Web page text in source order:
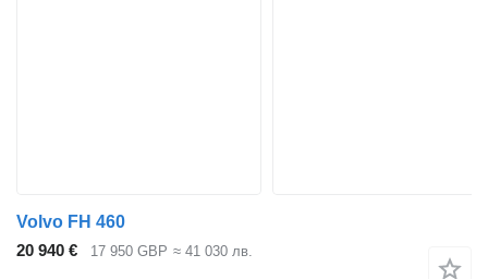
Volvo FH 460
20 940 €
17 950 GBP ≈ 41 030 лв.